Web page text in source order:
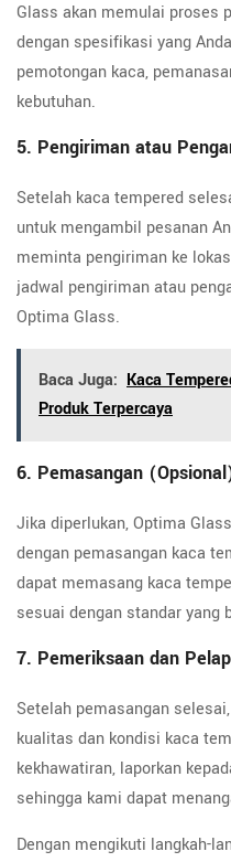
Glass akan memulai proses
dengan spesifikasi yang
pemotongan kaca,
kebutuhan.
5. Pengiriman atau
Setelah kaca tempered
untuk mengambil pesanan
meminta pengiriman ke
jadwal pengiriman atau
Optima Glass.
Baca Juga: Kaca
Produk Terpercaya
6. Pemasangan
Jika diperlukan, Optima
dengan pemasangan kaca
dapat memasang kaca
sesuai dengan standar yang
7. Pemeriksaan dan
Setelah pemasangan
kualitas dan kondisi kaca
kekhawatiran, laporkan
sehingga kami dapat
Dengan mengikuti langkah-